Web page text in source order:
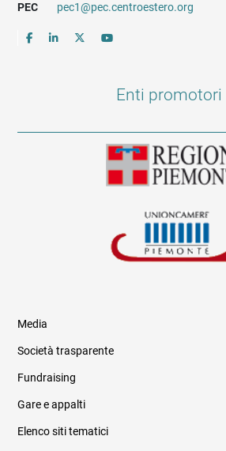
PEC
pec1@pec.centroestero.org
Enti promotori
Informazioni legali e
Media
Società trasparente
Fundraising
Gare e appalti
Elenco siti tematici